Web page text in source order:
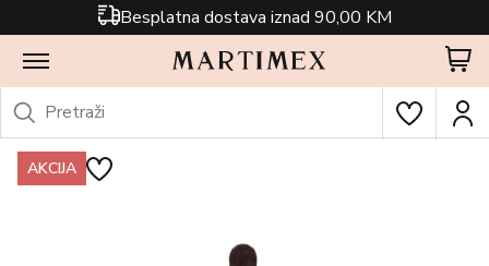
Besplatna dostava iznad 90,00 KM
AKCIJA